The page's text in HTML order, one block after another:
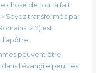
chose de tout à fait
Soyez transformés par
12:2) est
peuvent être
l’évangile peut les